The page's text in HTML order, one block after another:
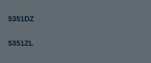
5351DZ
5351ZL